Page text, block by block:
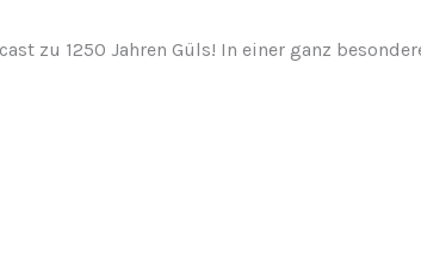
zu 1250 Jahren Güls! In einer ganz